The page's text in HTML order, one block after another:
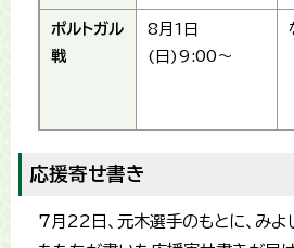
ポルトガル
戦
8月1日
(日)9:00～
応援寄せ書き
7月22日、元木選手のもとに、みよ